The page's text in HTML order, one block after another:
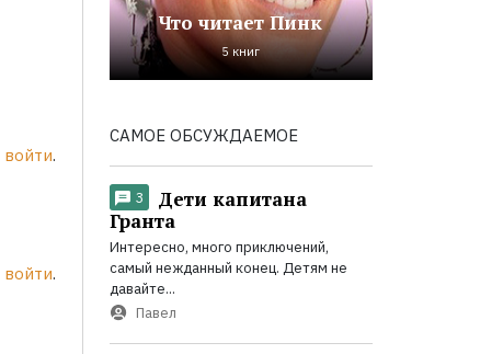
войти.
войти.
Что читает Пинк
5 книг
САМОЕ ОБСУЖДАЕМОЕ
3
Дети капитана
Гранта
Интересно, много приключений,
самый нежданный конец. Детям не
давайте...
Павел